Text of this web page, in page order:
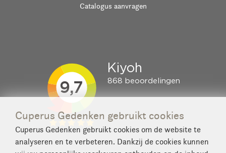
Catalogus aanvragen
Cuperus Gedenken gebruikt cookies
Cuperus Gedenken gebruikt cookies om de website te
analyseren en te verbeteren. Dankzij de cookies kunnen